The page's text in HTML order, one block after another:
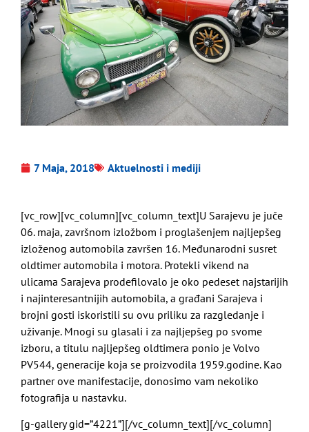
7 Maja, 2018 Aktuelnosti i mediji
[vc_row][vc_column][vc_column_text]U Sarajevu je juče
06. maja, završnom izložbom i proglašenjem najljepšeg
izloženog automobila završen 16. Međunarodni susret
oldtimer automobila i motora. Protekli vikend na
ulicama Sarajeva prodefilovalo je oko pedeset najstarijih
i najinteresantnijih automobila, a građani Sarajeva i
brojni gosti iskoristili su ovu priliku za razgledanje i
uživanje. Mnogi su glasali i za najljepšeg po svome
izboru, a titulu najljepšeg oldtimera ponio je Volvo
PV544, generacije koja se proizvodila 1959.godine. Kao
partner ove manifestacije, donosimo vam nekoliko
fotografija u nastavku.
[g-gallery gid=”4221”][/vc_column_text][/vc_column]